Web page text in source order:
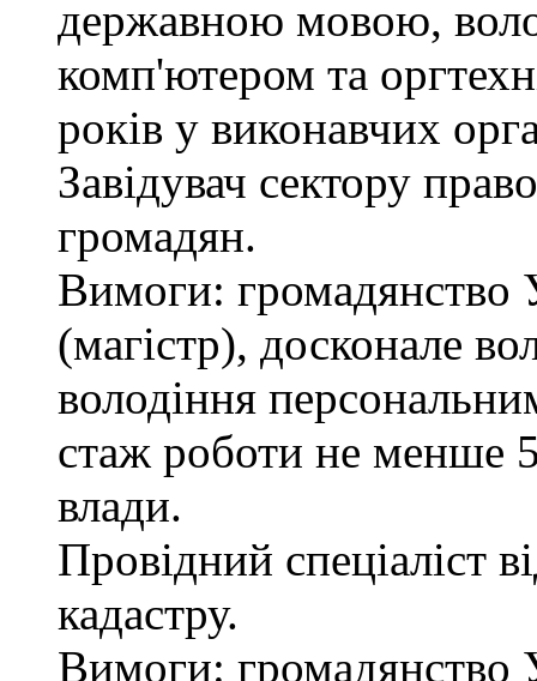
державною мовою,
комп'ютером та
років у виконавчих
Завідувач сектору
громадян.
Вимоги: громадянство
(магістр), досконале
володіння
стаж роботи не менше
влади.
Провідний спеціаліст
кадастру.
Вимоги: громадянство